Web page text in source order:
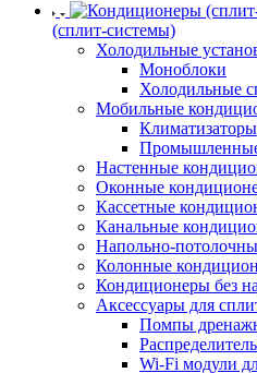
(сплит-системы)
Холодильные
Моноблоки
Холодильные
Мобильные
Климатизаторы
Настенные
Оконные
Кассетные
Канальные
Напольно-
Колонные
Кондиционеры без
Аксессуары для
Помпы
Wi-Fi модули